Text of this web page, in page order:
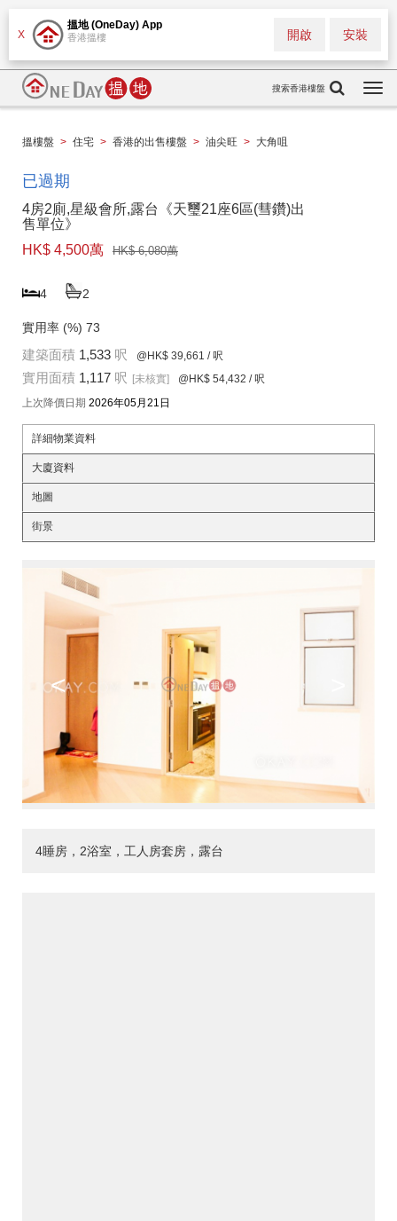
X
搵地 (OneDay) App
香港搵樓 安裝
開啟
搜索香港樓盤
搵樓盤 > 住宅 > 香港的出售樓盤 > 油尖旺 > 大角咀
已過期
4房2廁,星級會所,露台《天璽21座6區(彗鑽)出
售單位》
HK$ 4,500萬
HK$ 6,080萬
4 2
實用率 (%) 73
建築面積 1,533 呎 @HK$ 39,661 / 呎
實用面積 1,117 呎 [未核實] @HK$ 54,432 / 呎
上次降價日期 2026年05月21日
詳細物業資料
大廈資料
地圖
街景
<
4睡房，2浴室，工人房套房，露台